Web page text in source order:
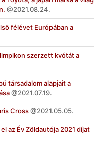
2021.08.24.
félévet Európában a
szerzett kvótát a
társadalom alapjait a
2021.07.19.
Cross 2021.05.05.
az Év Zöldautója 2021 díjat